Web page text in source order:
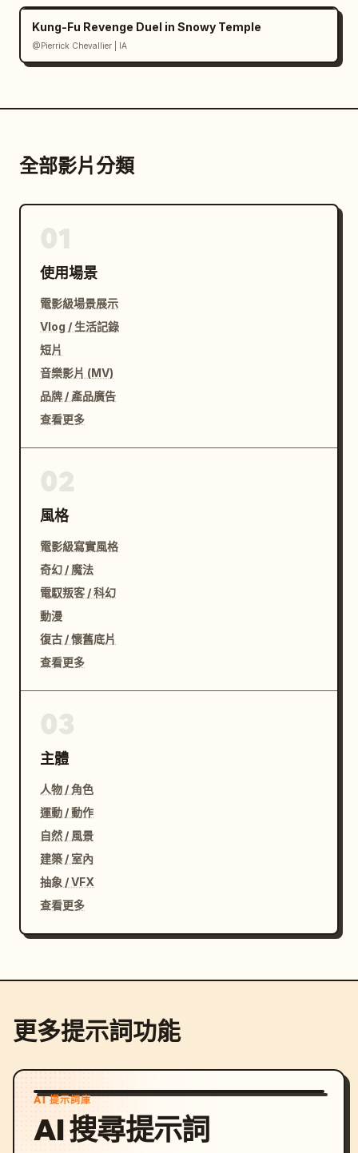
Kung-Fu Revenge Duel in Snowy Temple
@Pierrick Chevallier | IA
全部影片分類
使用場景
電影級場景展示
Vlog / 生活記錄
短片
音樂影片 (MV)
品牌 / 產品廣告
查看更多
風格
電影級寫實風格
奇幻 / 魔法
電馭叛客 / 科幻
動漫
復古 / 懷舊底片
查看更多
主體
人物 / 角色
運動 / 動作
自然 / 風景
建築 / 室內
抽象 / VFX
查看更多
更多提示詞功能
AI 提示詞庫
AI 搜尋提示詞